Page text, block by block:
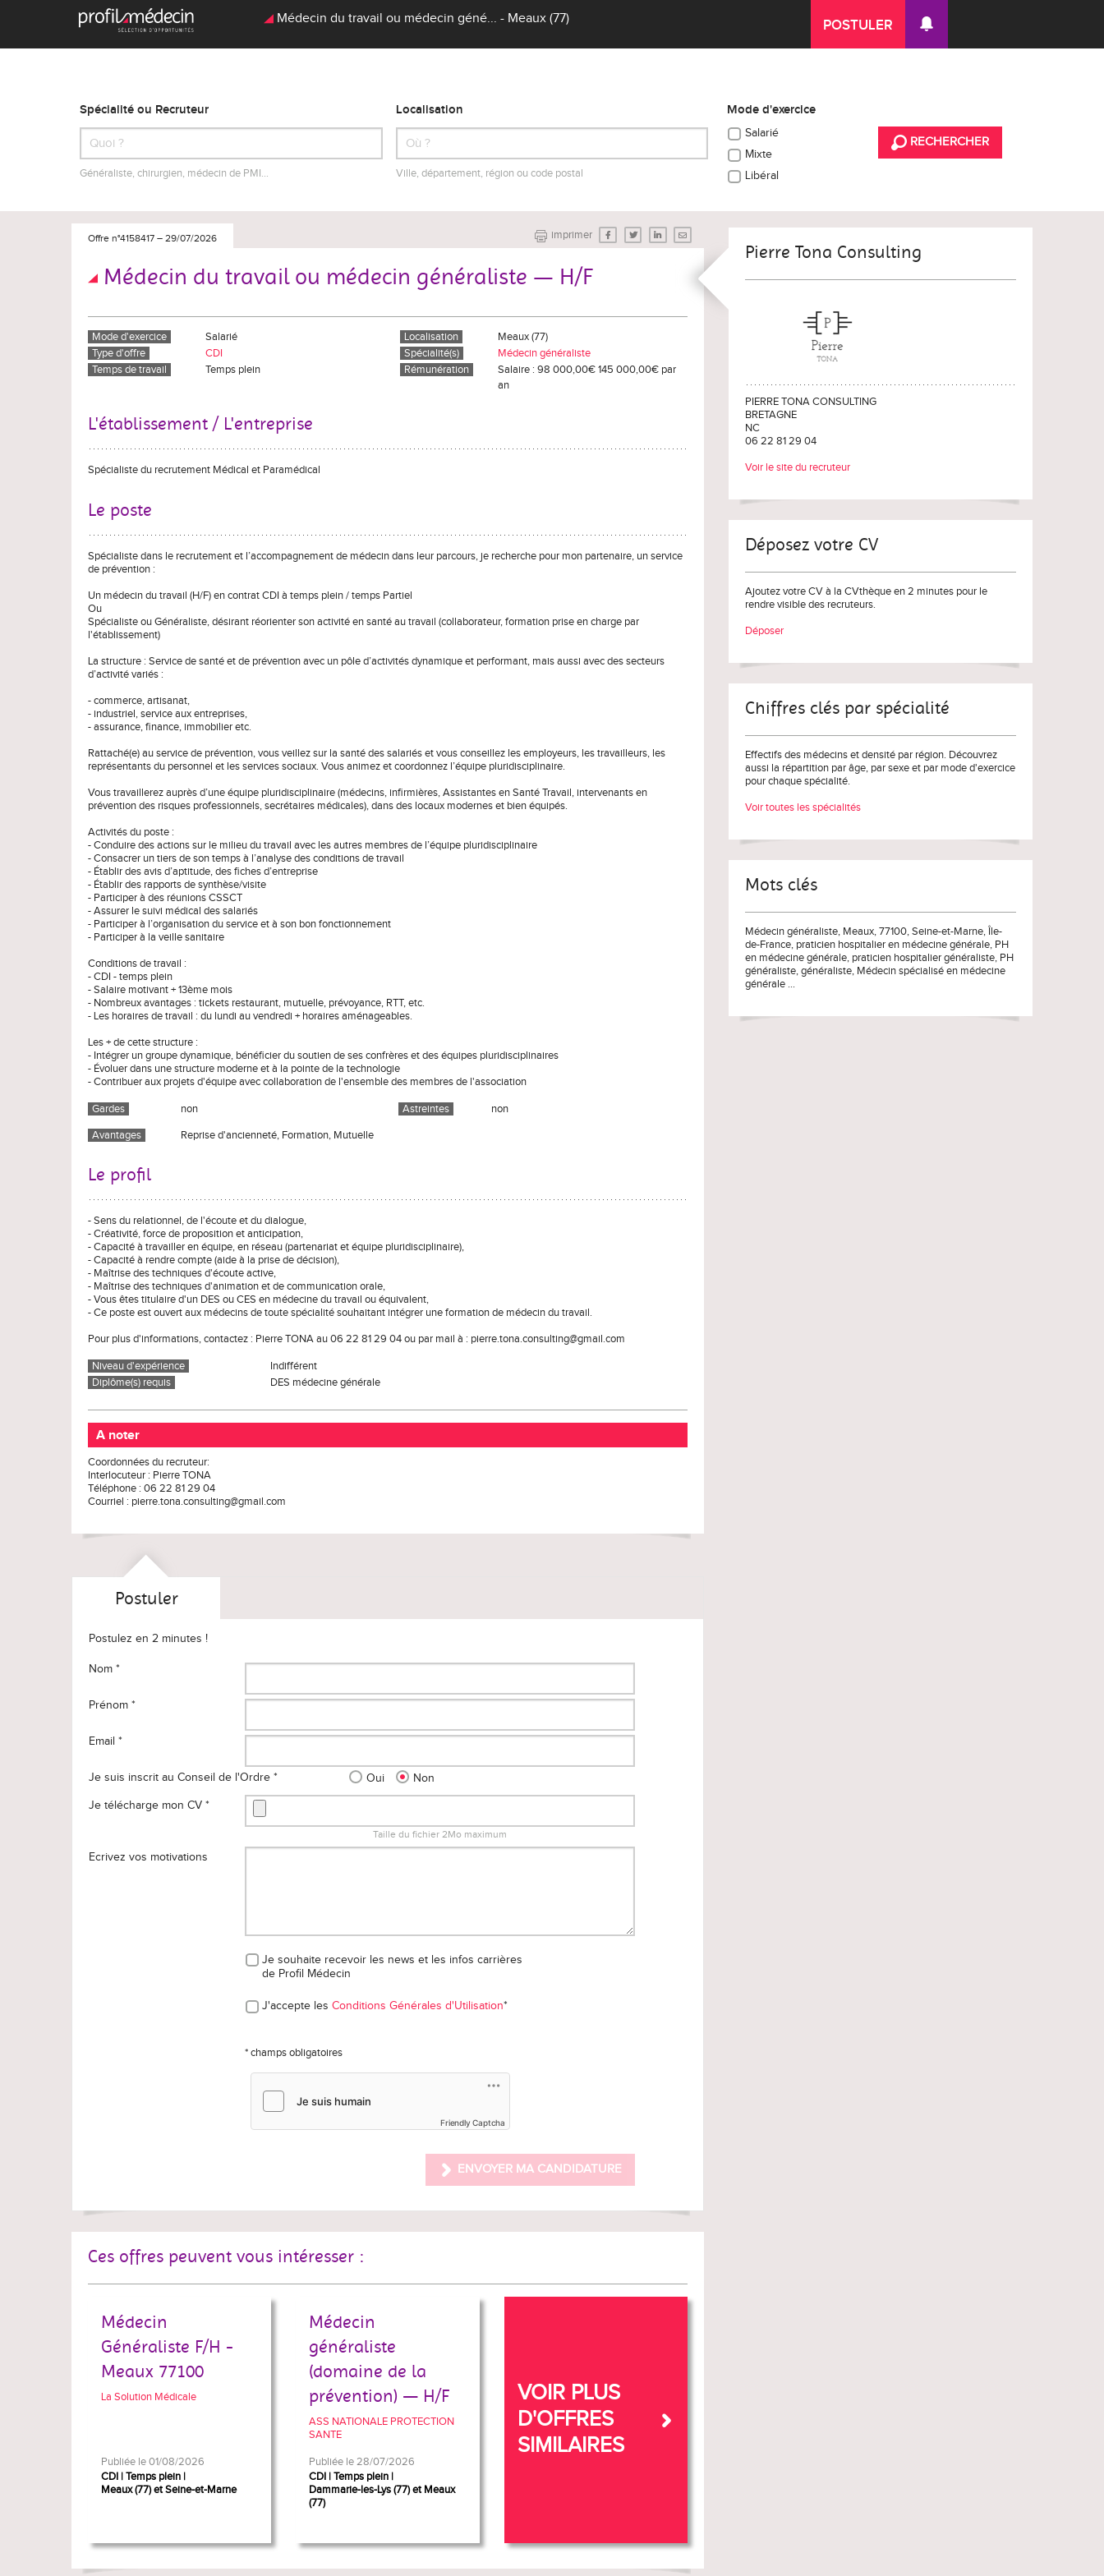
Médecin du travail ou médecin géné... - Meaux (77) POSTULER
Spécialité ou Recruteur
Généraliste, chirurgien, médecin de PMI…
Localisation
Ville, département, région ou code postal
Mode d'exercice
Salarié
Mixte
Libéral
RECHERCHER
Offre n°4158417 – 29/07/2026 imprimer
Médecin du travail ou médecin généraliste — H/F
Mode d'exercice
Salarié
Type d'offre
CDI
Temps de travail
Temps plein
Localisation
Meaux (77)
Spécialité(s)
Médecin généraliste
Rémunération
Salaire : 98 000,00€ 145 000,00€ par
an
L'établissement / L'entreprise
Spécialiste du recrutement Médical et Paramédical
Le poste
Spécialiste dans le recrutement et l’accompagnement de médecin dans leur parcours, je recherche pour mon partenaire, un service
de prévention :
Un médecin du travail (H/F) en contrat CDI à temps plein / temps Partiel
Ou
Spécialiste ou Généraliste, désirant réorienter son activité en santé au travail (collaborateur, formation prise en charge par
l'établissement)
La structure : Service de santé et de prévention avec un pôle d’activités dynamique et performant, mais aussi avec des secteurs
d’activité variés :
- commerce, artisanat,
- industriel, service aux entreprises,
- assurance, finance, immobilier etc.
Rattaché(e) au service de prévention, vous veillez sur la santé des salariés et vous conseillez les employeurs, les travailleurs, les
représentants du personnel et les services sociaux. Vous animez et coordonnez l’équipe pluridisciplinaire.
Vous travaillerez auprès d’une équipe pluridisciplinaire (médecins, infirmières, Assistantes en Santé Travail, intervenants en
prévention des risques professionnels, secrétaires médicales), dans des locaux modernes et bien équipés.
Activités du poste :
- Conduire des actions sur le milieu du travail avec les autres membres de l’équipe pluridisciplinaire
- Consacrer un tiers de son temps à l’analyse des conditions de travail
- Établir des avis d’aptitude, des fiches d’entreprise
- Établir des rapports de synthèse/visite
- Participer à des réunions CSSCT
- Assurer le suivi médical des salariés
- Participer à l’organisation du service et à son bon fonctionnement
- Participer à la veille sanitaire
Conditions de travail :
- CDI - temps plein
- Salaire motivant + 13ème mois
- Nombreux avantages : tickets restaurant, mutuelle, prévoyance, RTT, etc.
- Les horaires de travail : du lundi au vendredi + horaires aménageables.
Les + de cette structure :
- Intégrer un groupe dynamique, bénéficier du soutien de ses confrères et des équipes pluridisciplinaires
- Évoluer dans une structure moderne et à la pointe de la technologie
- Contribuer aux projets d'équipe avec collaboration de l'ensemble des membres de l'association
Gardes non Astreintes
non
Avantages
Reprise d'ancienneté, Formation, Mutuelle
Le profil
- Sens du relationnel, de l'écoute et du dialogue,
- Créativité, force de proposition et anticipation,
- Capacité à travailler en équipe, en réseau (partenariat et équipe pluridisciplinaire),
- Capacité à rendre compte (aide à la prise de décision),
- Maîtrise des techniques d'écoute active,
- Maîtrise des techniques d'animation et de communication orale,
- Vous êtes titulaire d'un DES ou CES en médecine du travail ou équivalent,
- Ce poste est ouvert aux médecins de toute spécialité souhaitant intégrer une formation de médecin du travail.
Pour plus d'informations, contactez : Pierre TONA au 06 22 81 29 04 ou par mail à : pierre.tona.consulting@gmail.com
Niveau d'expérience
Indifférent
Diplôme(s) requis
DES médecine générale
A noter
Coordonnées du recruteur:
Interlocuteur : Pierre TONA
Téléphone : 06 22 81 29 04
Courriel : pierre.tona.consulting@gmail.com
Postuler
Postulez en 2 minutes !
Nom *
Prénom *
Email *
Je suis inscrit au Conseil de l'Ordre * Oui
Non
Je télécharge mon CV *
Taille du fichier 2Mo maximum
Ecrivez vos motivations
Je souhaite recevoir les news et les infos carrières
de Profil Médecin
J'accepte les Conditions Générales d'Utilisation*
* champs obligatoires
Friendly Captcha
ENVOYER MA CANDIDATURE
Ces offres peuvent vous intéresser :
Médecin
Généraliste F/H -
Meaux 77100
La Solution Médicale
Publiée le 01/08/2026
CDI Temps plein
Meaux (77) et Seine-et-Marne
Médecin
généraliste
(domaine de la
prévention) — H/F
ASS NATIONALE PROTECTION
SANTE
Publiée le 28/07/2026
CDI Temps plein
Dammarie-les-Lys (77) et Meaux
(77)
VOIR PLUS
D'OFFRES
SIMILAIRES
Pierre Tona Consulting
PIERRE TONA CONSULTING
BRETAGNE
NC
06 22 81 29 04
Voir le site du recruteur
Déposez votre CV
Ajoutez votre CV à la CVthèque en 2 minutes pour le
rendre visible des recruteurs.
Déposer
Chiffres clés par spécialité
Effectifs des médecins et densité par région. Découvrez
aussi la répartition par âge, par sexe et par mode d'exercice
pour chaque spécialité.
Voir toutes les spécialités
Mots clés
Médecin généraliste, Meaux, 77100,Seine-et-Marne,Île-
de-France, praticien hospitalier en médecine générale, PH
en médecine générale, praticien hospitalier généraliste, PH
généraliste,généraliste, Médecin spécialisé en médecine
générale ...